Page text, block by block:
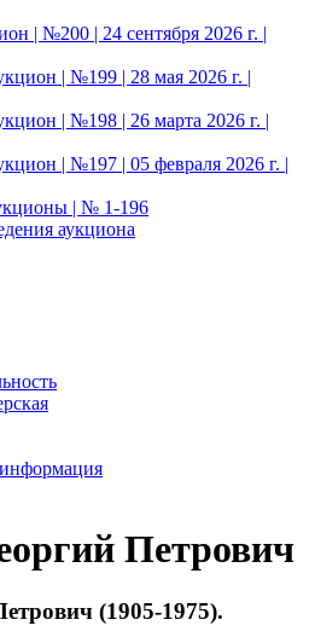
| №200 | 24 сентября 2026 г. |
| №199 | 28 мая 2026 г. |
| №198 | 26 марта 2026 г. |
| №197 | 05 февраля 2026 г. |
| № 1-196
аукциона
Петрович
(1905-1975).